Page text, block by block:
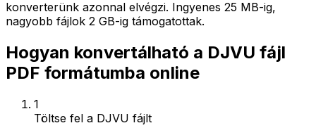
konverterünk azonnal elvégzi. Ingyenes 25 MB-ig,
nagyobb fájlok 2 GB-ig támogatottak.
Hogyan konvertálható a DJVU fájl
PDF formátumba online
1
Töltse fel a DJVU fájlt